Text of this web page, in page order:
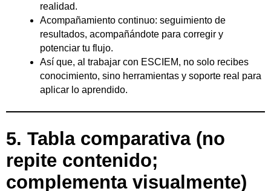
realidad.
Acompañamiento continuo: seguimiento de
resultados, acompañándote para corregir y
potenciar tu flujo.
Así que, al trabajar con ESCIEM, no solo recibes
conocimiento, sino herramientas y soporte real para
aplicar lo aprendido.
5. Tabla comparativa (no
repite contenido;
complementa visualmente)